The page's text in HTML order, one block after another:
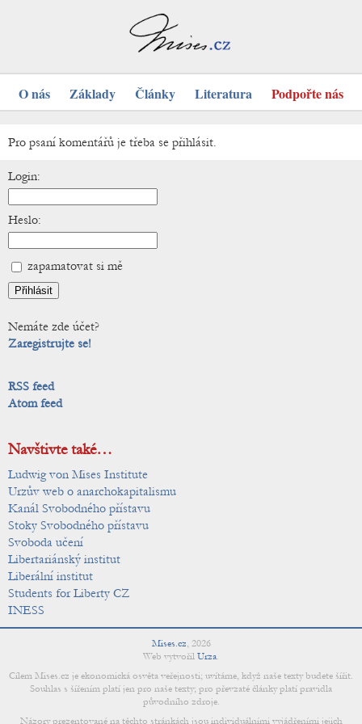
O nás Základy Články Literatura Podpořte nás
Pro psaní komentářů je třeba se přihlásit.
Login:
Heslo:
zapamatovat si mě
Nemáte zde účet?
Zaregistrujte se!
RSS feed
Atom feed
Navštivte také…
Ludwig von Mises Institute
Urzův web o anarchokapitalismu
Kanál Svobodného přístavu
Stoky Svobodného přístavu
Svoboda učení
Libertariánský institut
Liberální institut
Students for Liberty CZ
INESS
Mises.cz, 2026
Web vytvořil Urza.
Cílem Mises.cz je ekonomická osvěta veřejnosti; uvítáme, když naše texty budete šířit.
Souhlas s šířením platí jen pro naše texty; pro převzaté články platí pravidla
původního zdroje.
Názory prezentované na těchto stránkách jsou individuálními vyjádřeními jejich